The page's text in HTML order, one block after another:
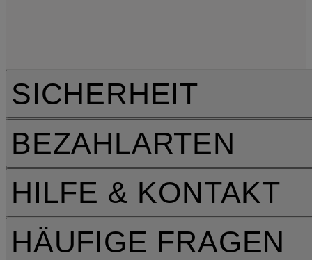
HILFE & KONTAKT
HÄUFIGE FRAGEN
SICHERHEIT
BEZAHLARTEN